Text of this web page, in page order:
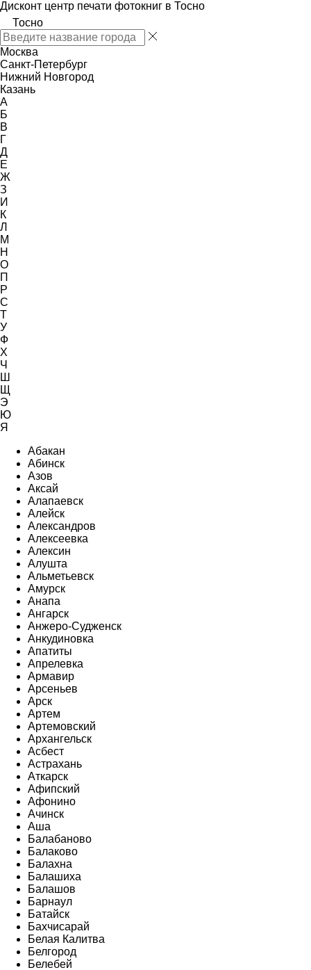
Дисконт центр печати фотокниг в Тосно
Тосно
Москва
Санкт-Петербург
Нижний Новгород
Казань
А
Б
В
Г
Д
Е
Ж
З
И
К
Л
М
Н
О
П
Р
С
Т
У
Ф
Х
Ч
Ш
Щ
Э
Ю
Я
Абакан
Абинск
Азов
Аксай
Алапаевск
Алейск
Александров
Алексеевка
Алексин
Алушта
Альметьевск
Амурск
Анапа
Ангарск
Анжеро-Судженск
Анкудиновка
Апатиты
Апрелевка
Армавир
Арсеньев
Арск
Артем
Артемовский
Архангельск
Асбест
Астрахань
Аткарск
Афипский
Афонино
Ачинск
Аша
Балабаново
Балаково
Балахна
Балашиха
Балашов
Барнаул
Батайск
Бахчисарай
Белая Калитва
Белгород
Белебей